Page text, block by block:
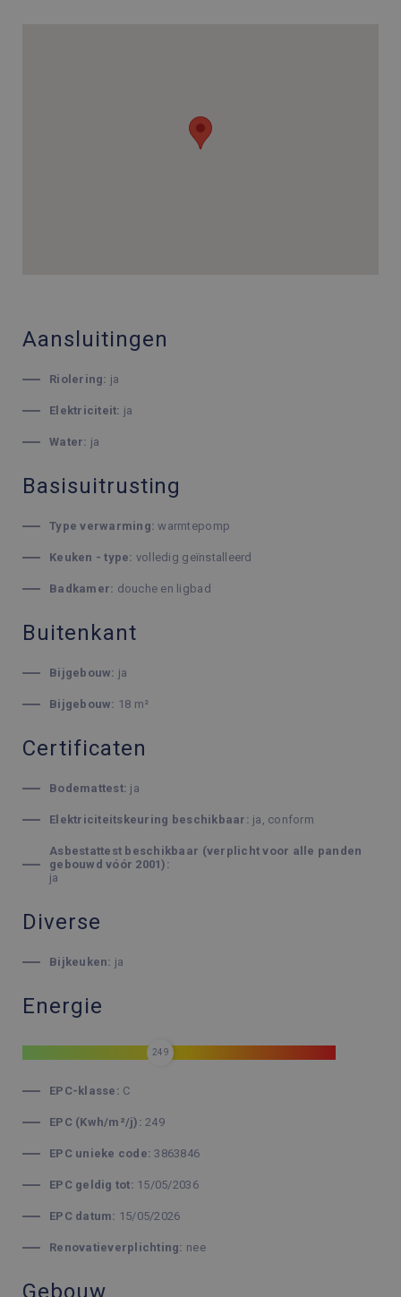
Aansluitingen
Riolering: ja
Elektriciteit: ja
Water: ja
Basisuitrusting
Type verwarming: warmtepomp
Keuken - type: volledig geïnstalleerd
Badkamer: douche en ligbad
Buitenkant
Bijgebouw: ja
Bijgebouw: 18 m²
Certificaten
Bodemattest: ja
Elektriciteitskeuring beschikbaar: ja, conform
Asbestattest beschikbaar (verplicht voor alle panden
gebouwd vóór 2001):
ja
Diverse
Bijkeuken: ja
Energie
249
EPC-klasse: C
EPC (Kwh/m²/j): 249
EPC unieke code: 3863846
EPC geldig tot: 15/05/2036
EPC datum: 15/05/2026
Renovatieverplichting: nee
Gebouw